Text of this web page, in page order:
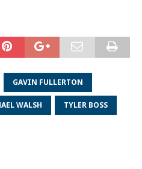
GAVIN FULLERTON
WALSH TYLER BOSS